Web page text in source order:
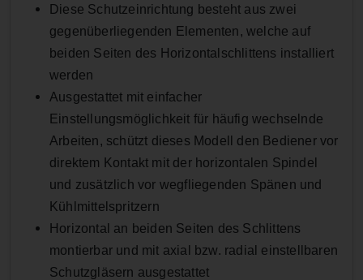
Diese Schutzeinrichtung besteht aus zwei
gegenüberliegenden Elementen, welche auf
beiden Seiten des Horizontalschlittens installiert
werden
Ausgestattet mit einfacher
Einstellungsmöglichkeit für häufig wechselnde
Arbeiten, schützt dieses Modell den Bediener vor
direktem Kontakt mit der horizontalen Spindel
und zusätzlich vor wegfliegenden Spänen und
Kühlmittelspritzern
Horizontal an beiden Seiten des Schlittens
montierbar und mit axial bzw. radial einstellbaren
Schutzgläsern ausgestattet